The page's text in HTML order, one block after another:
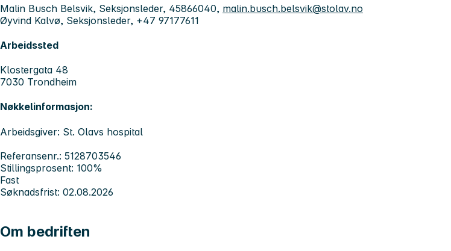
Malin Busch Belsvik, Seksjonsleder, 45866040, malin.busch.belsvik@stolav.no
Øyvind Kalvø, Seksjonsleder, +47 97177611
Arbeidssted
Klostergata 48
7030 Trondheim
Nøkkelinformasjon:
Arbeidsgiver: St. Olavs hospital
Referansenr.: 5128703546
Stillingsprosent: 100%
Fast
Søknadsfrist: 02.08.2026
Om bedriften